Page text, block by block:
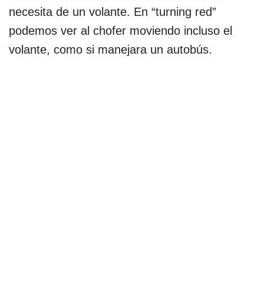
necesita de un volante. En “turning red”
podemos ver al chofer moviendo incluso el
volante, como si manejara un autobús.